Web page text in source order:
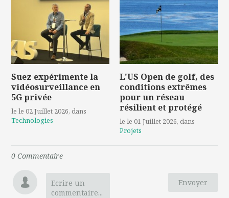
Suez expérimente la
vidéosurveillance en
5G privée
le le 02 Juillet 2026, dans
Technologies
L'US Open de golf, des
conditions extrêmes
pour un réseau
résilient et protégé
le le 01 Juillet 2026, dans
Projets
0 Commentaire
Envoyer
Ecrire un
commentaire...